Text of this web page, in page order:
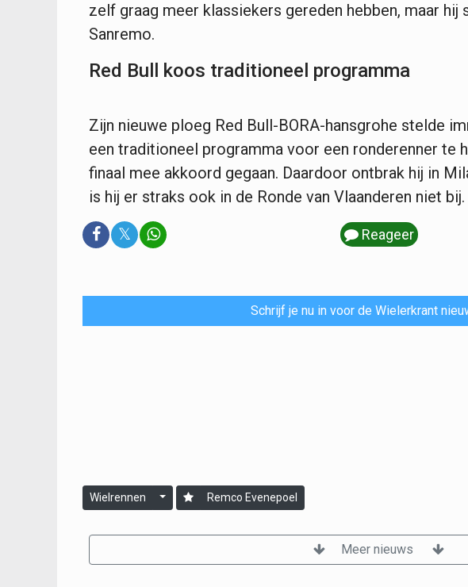
zelf graag meer klassiekers gereden hebben, maar hij
Sanremo.
Red Bull koos traditioneel programma
Zijn nieuwe ploeg Red Bull-BORA-hansgrohe stelde
een traditioneel programma voor een ronderenner te
finaal mee akkoord gegaan. Daardoor ontbrak hij in
is hij er straks ook in de Ronde van Vlaanderen niet bij.
𝕏 Reageer
Schrijf je nu in voor de Wielerkrant
Wielrennen Remco Evenepoel
Meer nieuws